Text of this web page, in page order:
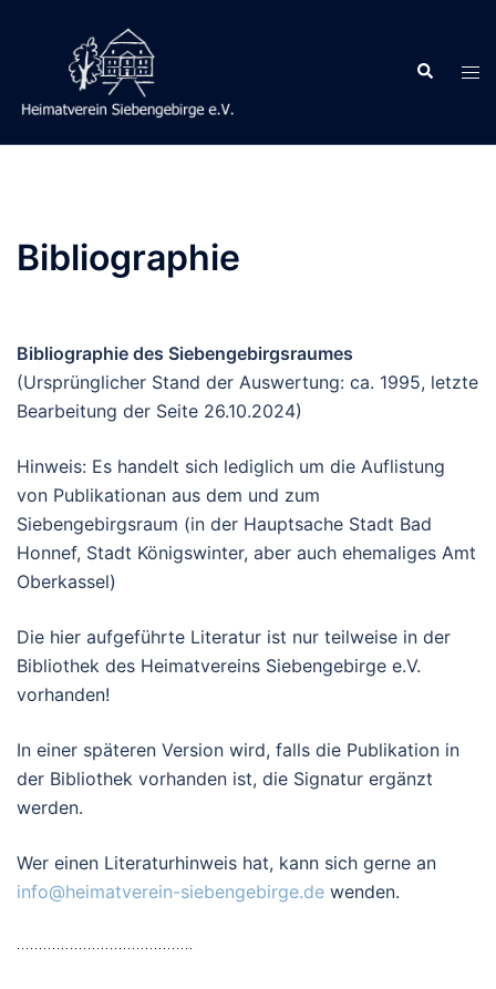
springen
Suche
Bibliographie
Bibliographie des Siebengebirgsraumes
(Ursprünglicher Stand der Auswertung: ca. 1995, letzte
Bearbeitung der Seite 26.10.2024)
Hinweis: Es handelt sich lediglich um die Auflistung
von Publikationan aus dem und zum
Siebengebirgsraum (in der Hauptsache Stadt Bad
Honnef, Stadt Königswinter, aber auch ehemaliges Amt
Oberkassel)
Die hier aufgeführte Literatur ist nur teilweise in der
Bibliothek des Heimatvereins Siebengebirge e.V.
vorhanden!
In einer späteren Version wird, falls die Publikation in
der Bibliothek vorhanden ist, die Signatur ergänzt
werden.
Wer einen Literaturhinweis hat, kann sich gerne an
info@heimatverein-siebengebirge.de wenden.